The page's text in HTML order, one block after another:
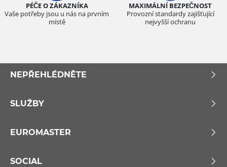
PÉČE O ZÁKAZNÍKA
Vaše potřeby jsou u nás na prvním
místě
MAXIMÁLNÍ BEZPEČNOST
Provozní standardy zajišťující
nejvyšší ochranu
NEPŘEHLÉDNĚTE
SLUŽBY
EUROMASTER
SOCIAL